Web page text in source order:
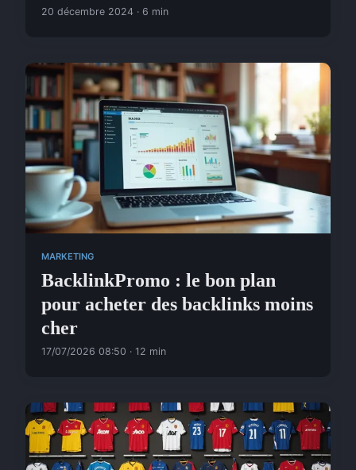
20 décembre 2024 · 6 min
MARKETING
BacklinkPromo : le bon plan
pour acheter des backlinks moins
cher
17/07/2026 08:50 · 12 min